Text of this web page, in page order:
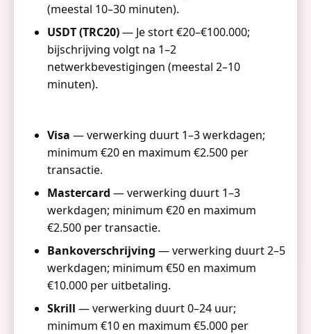
(meestal 10–30 minuten).
USDT (TRC20)— Je stort €20–€100.000;
bijschrijving volgt na 1–2
netwerkbevestigingen (meestal 2–10
minuten).
Visa — verwerking duurt 1–3 werkdagen;
minimum €20 en maximum €2.500 per
transactie.
Mastercard — verwerking duurt 1–3
werkdagen; minimum €20 en maximum
€2.500 per transactie.
Bankoverschrijving — verwerking duurt 2–5
werkdagen; minimum €50 en maximum
€10.000 per uitbetaling.
Skrill — verwerking duurt 0–24 uur;
minimum €10 en maximum €5.000 per